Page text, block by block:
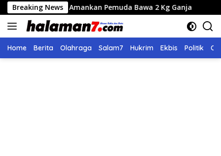
Langsung
ke
konten
Breaking News
Amankan Pemuda Bawa 2 Kg Ganja Seleksi Calon
Home Berita Olahraga Salam7 Hukrim Ekbis Politik